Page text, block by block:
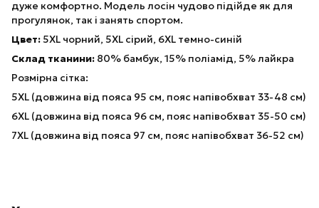
дуже комфортно. Модель лосін чудово підійде як для
прогулянок, так і занять спортом.
Цвет: 5XL чорний, 5XL сірий, 6XL темно-синій
Склад тканини: 80% бамбук, 15% поліамід, 5% лайкра
Розмірна сітка:
5XL (довжина від пояса 95 см, пояс напівобхват 33-48 см)
6XL (довжина від пояса 96 см, пояс напівобхват 35-50 см)
7XL (довжина від пояса 97 см, пояс напівобхват 36-52 см)